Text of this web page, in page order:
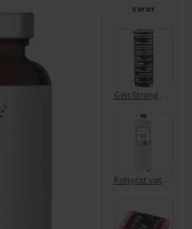
varor
Gen Strong White Stock
Kolsyrat vatten Päron/Äpple